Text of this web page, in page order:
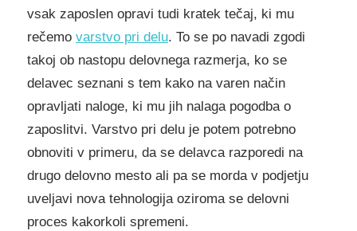
vsak zaposlen opravi tudi kratek tečaj, ki mu
rečemo varstvo pri delu. To se po navadi zgodi
takoj ob nastopu delovnega razmerja, ko se
delavec seznani s tem kako na varen način
opravljati naloge, ki mu jih nalaga pogodba o
zaposlitvi. Varstvo pri delu je potem potrebno
obnoviti v primeru, da se delavca razporedi na
drugo delovno mesto ali pa se morda v podjetju
uveljavi nova tehnologija oziroma se delovni
proces kakorkoli spremeni.